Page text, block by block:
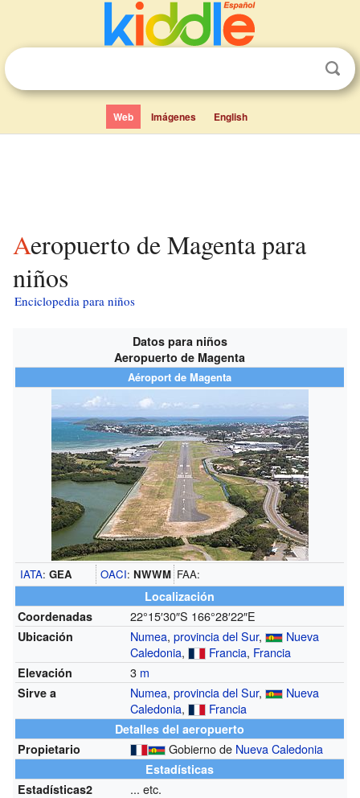
Web Imágenes English
Aeropuerto de Magenta para
niños
Enciclopedia para niños
Datos para niños
Aeropuerto de Magenta
Aéroport de Magenta
IATA: GEA OACI:NWWM FAA:
Localización
Coordenadas
22°15′30″S 166°28′22″E
Ubicación Numea,provincia del Sur,
Nueva
Caledonia, Francia, Francia
Elevación 3 m
Sirve a Numea,provincia del Sur,
Nueva
Caledonia, Francia
Detalles del aeropuerto
Propietario
Gobierno de Nueva Caledonia
Estadísticas
Estadísticas2
... etc.